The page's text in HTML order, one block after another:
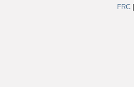
FRC